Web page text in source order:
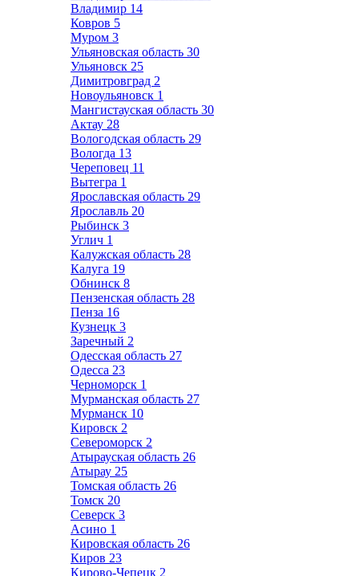
Владимир 14
Ковров 5
Муром 3
Ульяновская область 30
Ульяновск 25
Димитровград 2
Новоульяновск 1
Мангистауская область 30
Актау 28
Вологодская область 29
Вологда 13
Череповец 11
Вытегра 1
Ярославская область 29
Ярославль 20
Рыбинск 3
Углич 1
Калужская область 28
Калуга 19
Обнинск 8
Пензенская область 28
Пенза 16
Кузнецк 3
Заречный 2
Одесская область 27
Одесса 23
Черноморск 1
Мурманская область 27
Мурманск 10
Кировск 2
Североморск 2
Атырауская область 26
Атырау 25
Томская область 26
Томск 20
Северск 3
Асино 1
Кировская область 26
Киров 23
Кирово-Чепецк 2